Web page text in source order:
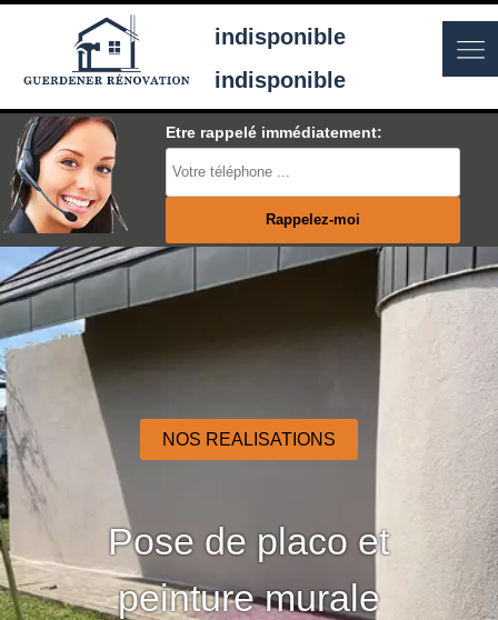
indisponible
indisponible
Etre rappelé immédiatement:
NOS REALISATIONS
Pose de placo et
peinture murale